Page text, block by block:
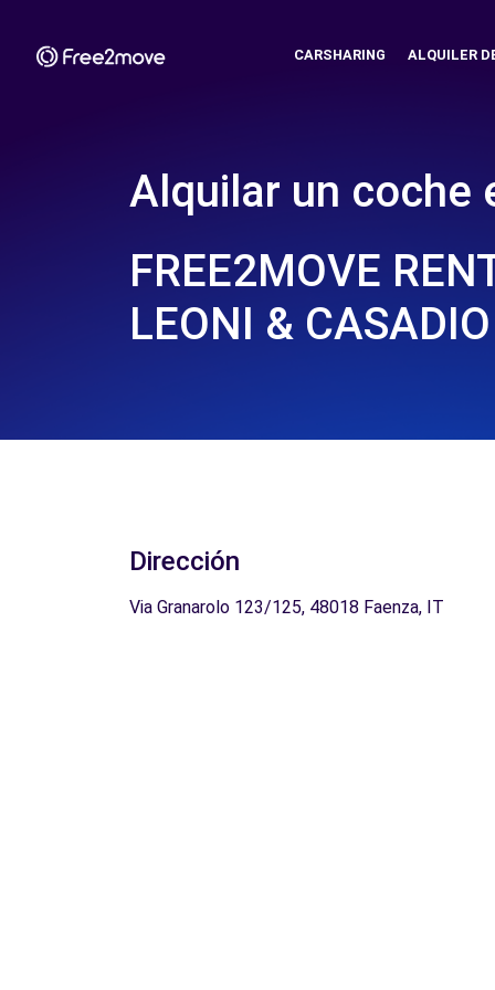
CARSHARING ALQUILER
Alquilar un coche
FREE2MOVE
LEONI & CASADIO
Dirección
Via Granarolo 123/125, 48018 Faenza, IT